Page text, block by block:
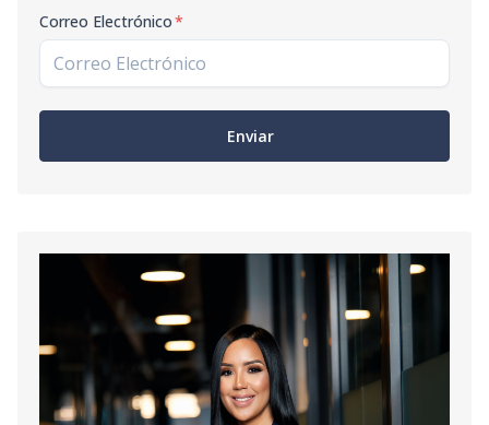
Correo Electrónico*
Enviar